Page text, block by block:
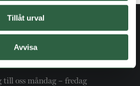
Tillåt urval
Avvisa
till oss måndag – fredag